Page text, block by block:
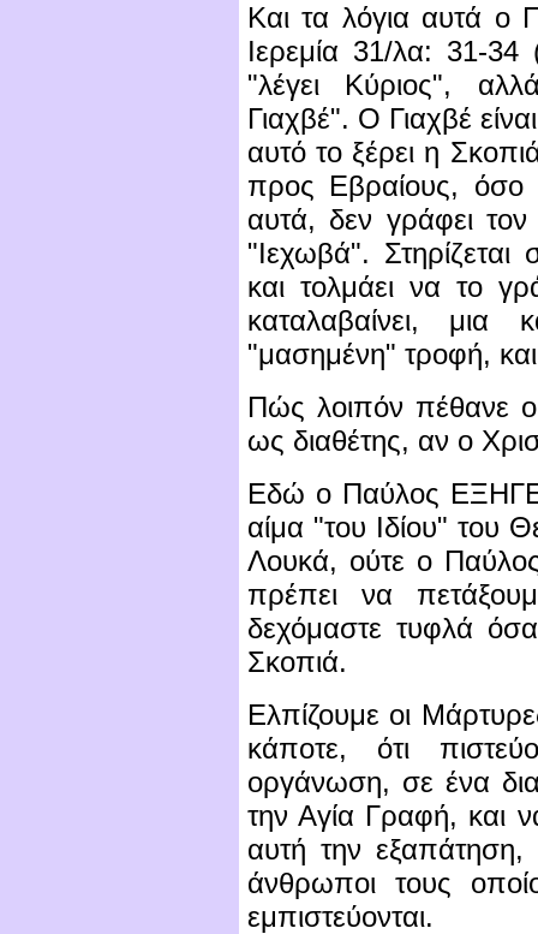
Και τα λόγια αυτά ο
Ιερεμία 31/λα: 31-34
"λέγει Κύριος",
Γιαχβέ". Ο Γιαχβέ
αυτό το ξέρει η
προς Εβραίους, όσο
αυτά, δεν γράφει
"Ιεχωβά".
και τολμάει να το
καταλαβαίνει,
"μασημένη" τροφή, και
Πώς λοιπόν πέθανε ο
ως διαθέτης, αν ο
Εδώ ο Παύλος
αίμα "του Ιδίου" του
Λουκά, ούτε ο
πρέπει να
δεχόμαστε τυφλά
Σκοπιά.
Ελπίζουμε οι
κάποτε, ότι
οργάνωση, σε ένα
την Αγία Γραφή, και
αυτή την
άνθρωποι τους
εμπιστεύονται.